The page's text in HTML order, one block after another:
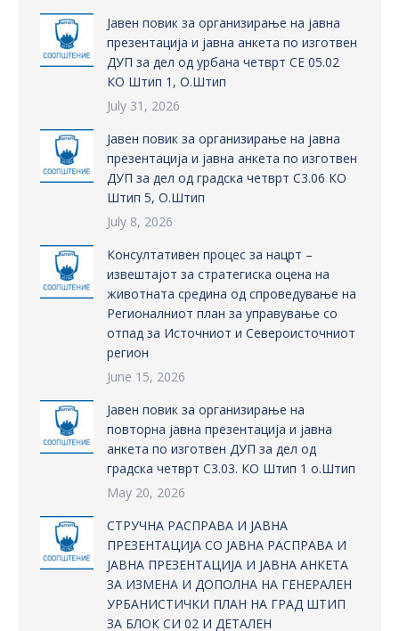
Јавен повик за организирање на јавна
презентација и јавна анкета по изготвен
ДУП за дел од урбана четврт СЕ 05.02
КО Штип 1, О.Штип
July 31, 2026
Јавен повик за организирање на јавна
презентација и јавна анкета по изготвен
ДУП за дел од градска четврт С3.06 КО
Штип 5, О.Штип
July 8, 2026
Консултативен процес за нацрт –
извештајот за стратегиска оцена на
животната средина од спроведување на
Регионалниот план за управување со
отпад за Источниот и Североисточниот
регион
June 15, 2026
Јавен повик за организирање на
повторна јавна презентација и јавна
анкета по изготвен ДУП за дел од
градска четврт С3.03. КО Штип 1 о.Штип
May 20, 2026
СТРУЧНА РАСПРАВА И ЈАВНА
ПРЕЗЕНТАЦИЈА СО ЈАВНА РАСПРАВА И
ЈАВНА ПРЕЗЕНТАЦИЈА И ЈАВНА АНКЕТА
ЗА ИЗМЕНА И ДОПОЛНА НА ГЕНЕРАЛЕН
УРБАНИСТИЧКИ ПЛАН НА ГРАД ШТИП
ЗА БЛОК СИ 02 И ДЕТАЛЕН